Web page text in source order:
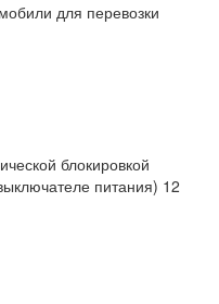
для перевозки
блокировкой
питания) 12